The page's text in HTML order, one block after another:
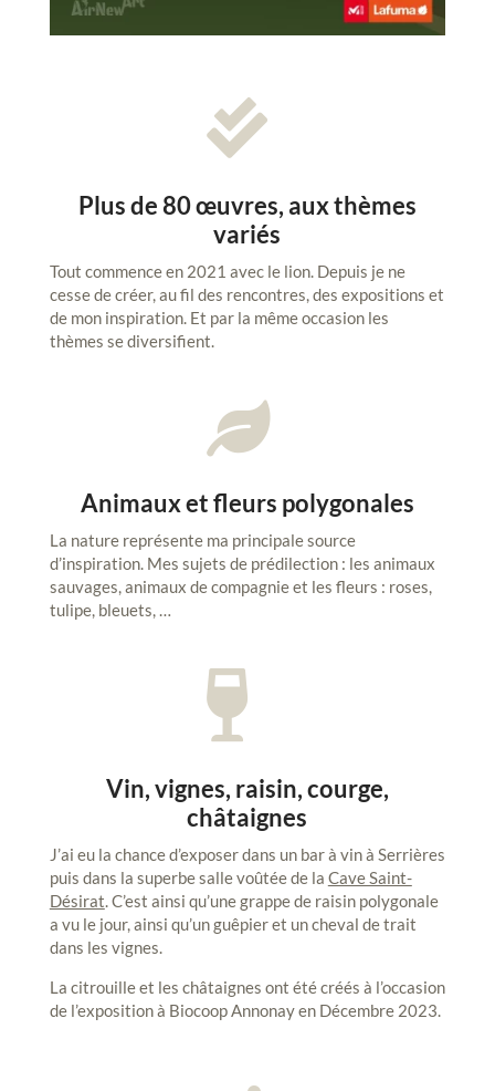

Plus de 80 œuvres, aux thèmes
variés
Tout commence en 2021 avec le lion. Depuis je ne
cesse de créer, au fil des rencontres, des expositions et
de mon inspiration. Et par la même occasion les
thèmes se diversifient.

Animaux et fleurs polygonales
La nature représente ma principale source
d’inspiration. Mes sujets de prédilection : les animaux
sauvages, animaux de compagnie et les fleurs : roses,
tulipe, bleuets, …

Vin, vignes, raisin, courge,
châtaignes
J’ai eu la chance d’exposer dans un bar à vin à Serrières
puis dans la superbe salle voûtée de la Cave Saint-
Désirat. C’est ainsi qu’une grappe de raisin polygonale
a vu le jour, ainsi qu’un guêpier et un cheval de trait
dans les vignes.
La citrouille et les châtaignes ont été créés à l’occasion
de l’exposition à Biocoop Annonay en Décembre 2023.